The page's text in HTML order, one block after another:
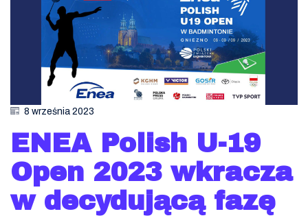
8 września 2023
ENEA Polish U-19
Open 2023 wkracza
w decydującą fazę